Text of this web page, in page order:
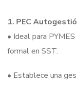
1. PEC
• Ideal para
formal en SST.
• Establece una